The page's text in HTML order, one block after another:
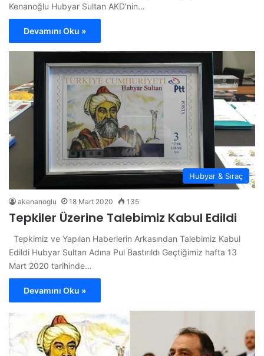
Kenanoğlu Hubyar Sultan AKD’nin…
Devamını Oku »
Hubyar & Sıraç
akenanoglu 18 Mart 2020 135
Tepkiler Üzerine Talebimiz Kabul Edildi
Tepkimiz ve Yapılan Haberlerin Arkasından Talebimiz Kabul
Edildi Hubyar Sultan Adına Pul Bastırıldı Geçtiğimiz hafta 13
Mart 2020 tarihinde…
Devamını Oku »